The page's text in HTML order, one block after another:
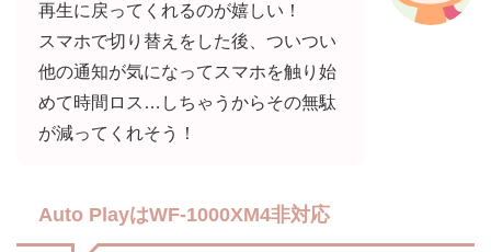
再生に戻ってくれるのが嬉しい！
スマホで切り替えをした後、ついつい
他の通知が気になってスマホを触り始
めて時間ロス…しちゃうからその無駄
が減ってくれそう！
Auto PlayはWF-1000XM4非対応